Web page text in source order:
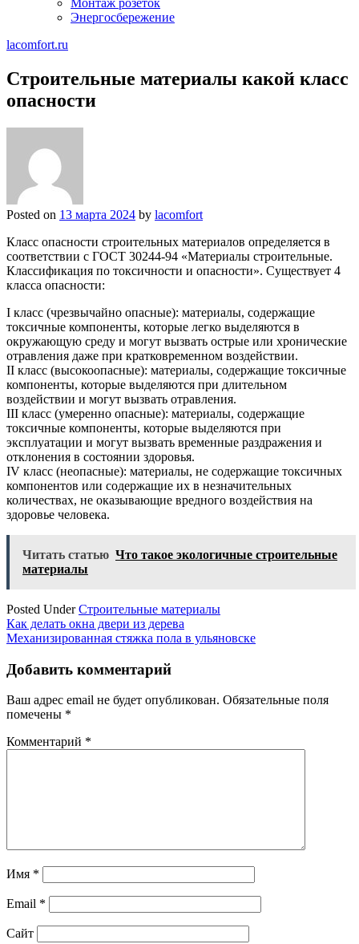
Монтаж розеток
Энергосбережение
lacomfort.ru
Строительные материалы какой класс
опасности
Posted on 13 марта 2024 by lacomfort
Класс опасности строительных материалов определяется в
соответствии с ГОСТ 30244-94 «Материалы строительные.
Классификация по токсичности и опасности». Существует 4
класса опасности:
I класс (чрезвычайно опасные): материалы, содержащие
токсичные компоненты, которые легко выделяются в
окружающую среду и могут вызвать острые или хронические
отравления даже при кратковременном воздействии.
II класс (высокоопасные): материалы, содержащие токсичные
компоненты, которые выделяются при длительном
воздействии и могут вызвать отравления.
III класс (умеренно опасные): материалы, содержащие
токсичные компоненты, которые выделяются при
эксплуатации и могут вызвать временные раздражения и
отклонения в состоянии здоровья.
IV класс (неопасные): материалы, не содержащие токсичных
компонентов или содержащие их в незначительных
количествах, не оказывающие вредного воздействия на
здоровье человека.
Читать статью Что такое экологичные строительные
материалы
Posted UnderСтроительные материалы
Навигация
по
записям
Как делать окна двери из дерева
Механизированная стяжка пола в ульяновске
Добавить комментарий
Ваш адрес email не будет опубликован. Обязательные поля
помечены *
Комментарий *
Имя *
Email *
Сайт